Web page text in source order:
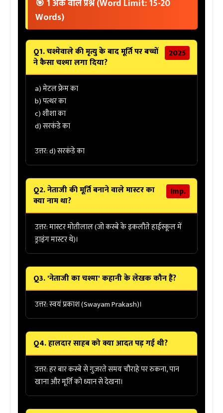
🎯 1 अंक वाले प्रश्न (Word Limit: 15-20
Words)
Q1. चश्मेवाले की मृत्यु के बाद मूर्ति पर बच्चों
ने कैसा चश्मा लगा दिया?
2025
a) मेटल फ्रेम का
b) पत्थर का
c) शीशा का
d) सरकंडे का
उत्तर: d) सरकंडे का
Q2. नेताजी की मूर्ति बनाने वाले मास्टर का
क्या नाम था?
Imp.
उत्तर:मास्टरमोतीलाल(जो कस्बे के इकलौते हाईस्कूल में
ड्राइंग मास्टर थे)।
Q3. 'नेताजी का चश्मा' कहानी के लेखक कौन हैं?
उत्तर:स्वयं प्रकाश (Swayam Prakash)।
Q4. हालदार साहब को क्या आदत पड़ गई थी?
उत्तर:हर बार कस्बे से गुजरते समय चौराहे पर रुकना,पान
खानाऔर मूर्ति को ध्यान से देखना।